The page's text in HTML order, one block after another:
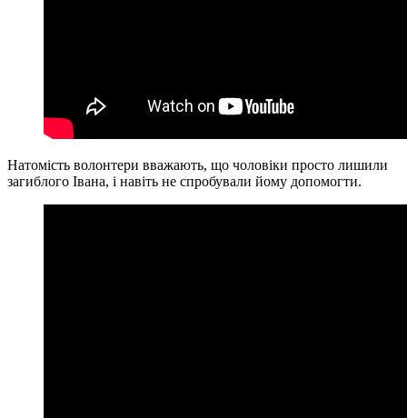
Натомість волонтери вважають, що чоловіки просто лишили
загиблого Івана, і навіть не спробували йому допомогти.